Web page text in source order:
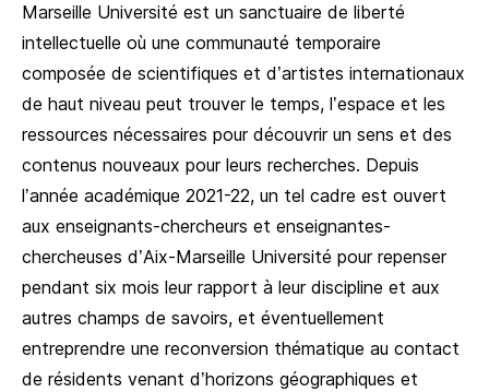
Marseille Université est un sanctuaire de liberté
intellectuelle où une communauté temporaire
composée de scientifiques et d’artistes internationaux
de haut niveau peut trouver le temps, l’espace et les
ressources nécessaires pour découvrir un sens et des
contenus nouveaux pour leurs recherches. Depuis
l’année académique 2021-22, un tel cadre est ouvert
aux enseignants-chercheurs et enseignantes-
chercheuses d’Aix-Marseille Université pour repenser
pendant six mois leur rapport à leur discipline et aux
autres champs de savoirs, et éventuellement
entreprendre une reconversion thématique au contact
de résidents venant d’horizons géographiques et